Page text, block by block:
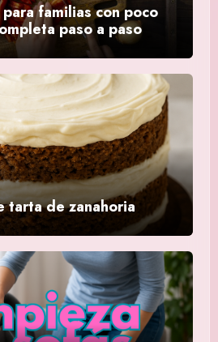
familias con poco
paso a paso
tarta de zanahoria